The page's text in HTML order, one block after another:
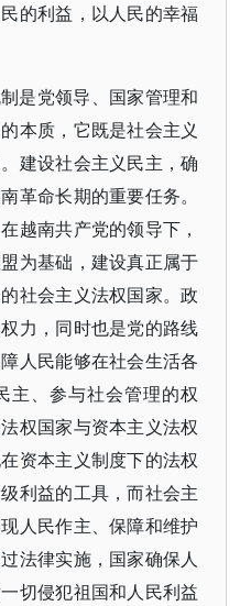
的利益，以人民的幸福
是党领导、国家管理和
本质，它既是社会主义
建设社会主义民主，确
革命长期的重要任务。
越南共产党的领导下，
为基础，建设真正属于
社会主义法权国家。政
力，同时也是党的路线
人民能够在社会生活各
主、参与社会管理的权
权国家与资本主义法权
资本主义制度下的法权
利益的工具，而社会主
人民作主、保障和维护
法律实施，国家确保人
切侵犯祖国和人民利益